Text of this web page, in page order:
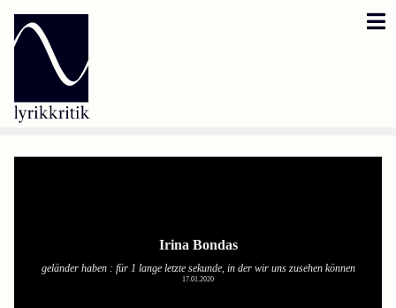
Lyrikkritik